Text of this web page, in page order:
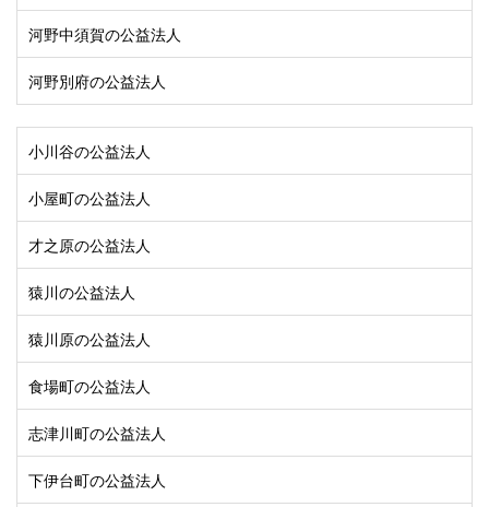
河野中須賀の公益法人
河野別府の公益法人
小川谷の公益法人
小屋町の公益法人
才之原の公益法人
猿川の公益法人
猿川原の公益法人
食場町の公益法人
志津川町の公益法人
下伊台町の公益法人